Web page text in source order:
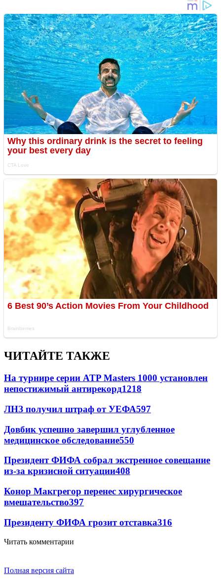
ЧИТАЙТЕ ТАКЖЕ
На турнире серии ATP Masters 1000 установлен
непостижимый антирекорд1218
ЛНЗ получил штраф от УЕФА597
Довбик успешно завершил углубленное
медицинское обследование550
Президент ФИФА собрал экстренное совещание
из-за кризисной ситуации408
Конор Макгрегор перенес хирургическое
вмешательство397
Президенту ФИФА грозит отставка316
Читать комментарии
Полная версия сайта